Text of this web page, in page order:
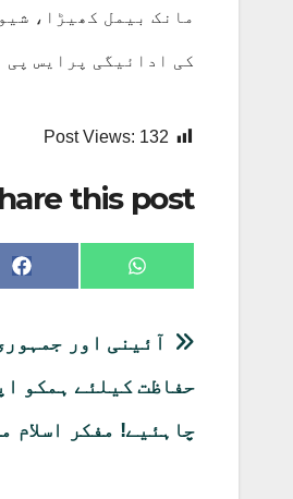
مانک بیمل کھیڑا،
کی ادائیگی پرایس پی
Post Views: 132
this post:
Share
on
on
پوسٹوں
کی
نیویگیشن
آئینی اور
حفاظت کیلئے ہمکو
چاہئیے! مفکر اسلام